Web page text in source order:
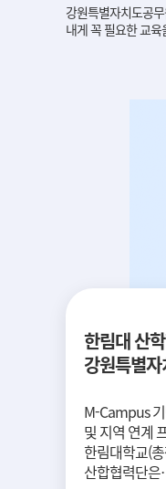
강원특별자치도공
내게 꼭 필요한 교육
한림대 산
강원특별
M-Campus
및 지역 연계
한림대학교(
산합협력단은